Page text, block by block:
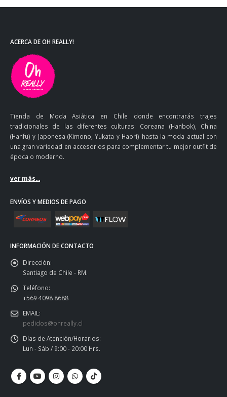
ACERCA DE OH REALLY!
Tienda de Moda Asiática en Chile donde encontrarás trajes
tradicionales de las diferentes culturas: Coreana (Hanbok), China
(Hanfu) y Japonesa (Kimono, Yukata y Haori) hasta la moda actual con
una gran variedad en accesorios para complementar tu mejor outfit de
época o moderno.
ver más...
ENVÍOS Y MEDIOS DE PAGO
INFORMACIÓN DE CONTACTO
Dirección:
Santiago de Chile - RM.
Teléfono:
+569 4098 8688
EMAIL:
pedidos@ohreally.cl
Días de Atención/Horarios:
Lun - Sáb / 9:00 - 20:00 Hrs.